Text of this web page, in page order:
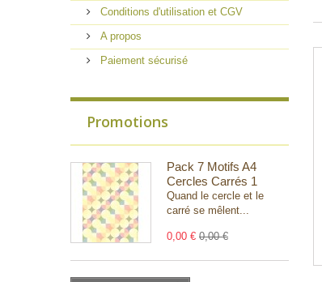
Conditions d'utilisation et CGV
A propos
Paiement sécurisé
Promotions
Pack 7 Motifs A4
Cercles Carrés 1
Quand le cercle et le
carré se mêlent...
0,00 € 0,00 €